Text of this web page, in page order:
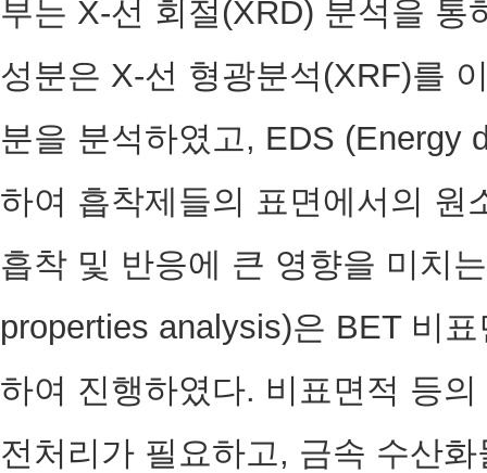
부는 X-선 회절(XRD) 분석을
성분은 X-선 형광분석(XRF)를
분을 분석하였고, EDS (Energy
하여 흡착제들의 표면에서의 원
흡착 및 반응에 큰 영향을 미치
properties analysis)은 BET 비
하여 진행하였다. 비표면적 등
전처리가 필요하고, 금속 수산